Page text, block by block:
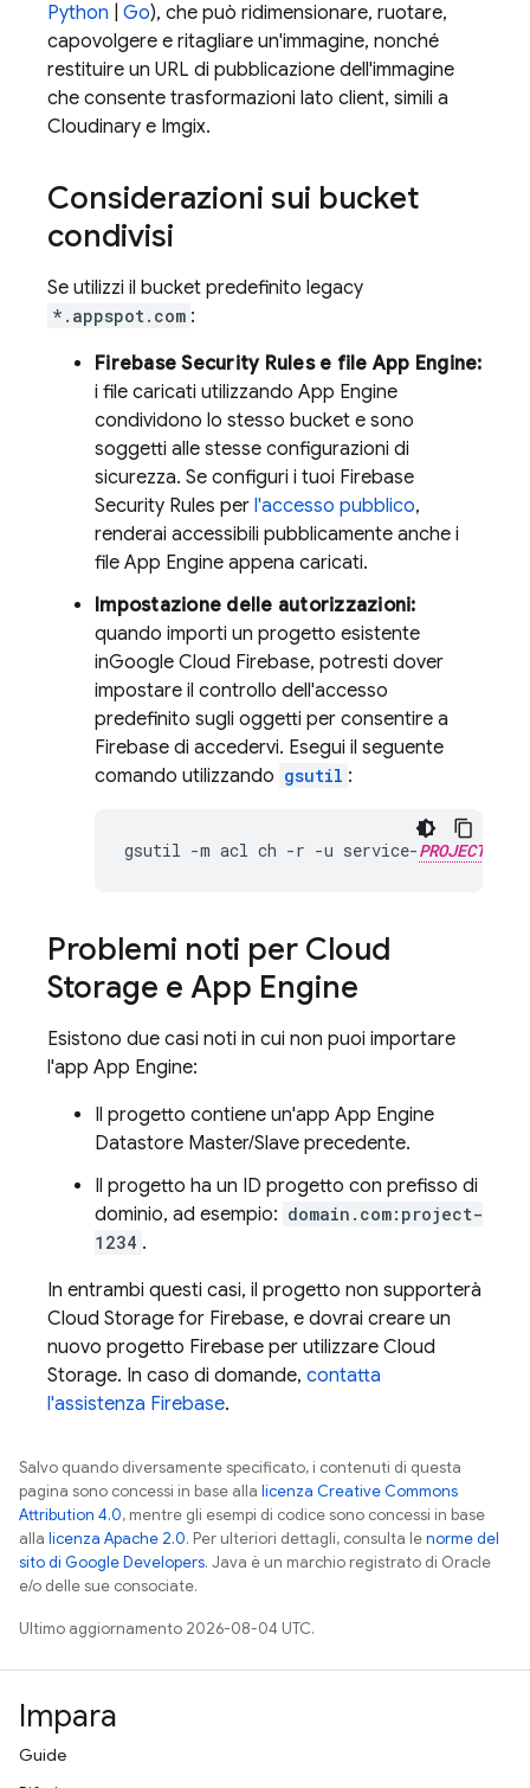
Python
Go), che può ridimensionare, ruotare,
capovolgere e ritagliare un'immagine, nonché
restituire un URL di pubblicazione dell'immagine
che consente trasformazioni lato client, simili a
Cloudinary e Imgix.
Considerazioni sui bucket
condivisi
Se utilizzi il bucket predefinito legacy
*.appspot.com :
Firebase Security Rulese fileApp Engine:
i file caricati utilizzando App Engine
condividono lo stesso bucket e sono
soggetti alle stesse configurazioni di
sicurezza. Se configuri i tuoi Firebase
Security Rules per l'accesso pubblico,
renderai accessibili pubblicamente anche i
file App Engine appena caricati.
Impostazione delle autorizzazioni:
quando importi un progetto esistente
inGoogle Cloud Firebase, potresti dover
impostare il controllo dell'accesso
predefinito sugli oggetti per consentire a
Firebase di accedervi. Esegui il seguente
comando utilizzando gsutil :
gsutil -m acl ch -r -u service-
Problemi noti per Cloud
Storage e App Engine
Esistono due casi noti in cui non puoi importare
l'app App Engine:
Il progetto contiene un'app App Engine
Datastore Master/Slave precedente.
Il progetto ha un ID progetto con prefisso di
dominio, ad esempio: domain.com:project-
1234 .
In entrambi questi casi, il progetto non supporterà
Cloud Storage for Firebase, e dovrai creare un
nuovo progetto Firebase per utilizzare Cloud
Storage. In caso di domande, contatta
l'assistenza Firebase.
Salvo quando diversamente specificato, i contenuti di questa
pagina sono concessi in base alla licenza Creative Commons
Attribution 4.0, mentre gli esempi di codice sono concessi in base
alla licenza Apache 2.0. Per ulteriori dettagli, consulta lenorme del
sito di Google Developers. Java è un marchio registrato di Oracle
e/o delle sue consociate.
Ultimo aggiornamento 2026-08-04 UTC.
Impara
Guide